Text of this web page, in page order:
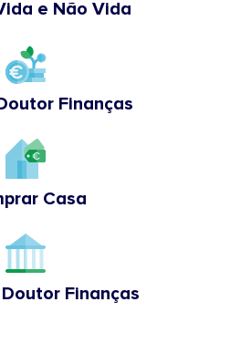
e Não Vida
Finanças
Casa
Finanças